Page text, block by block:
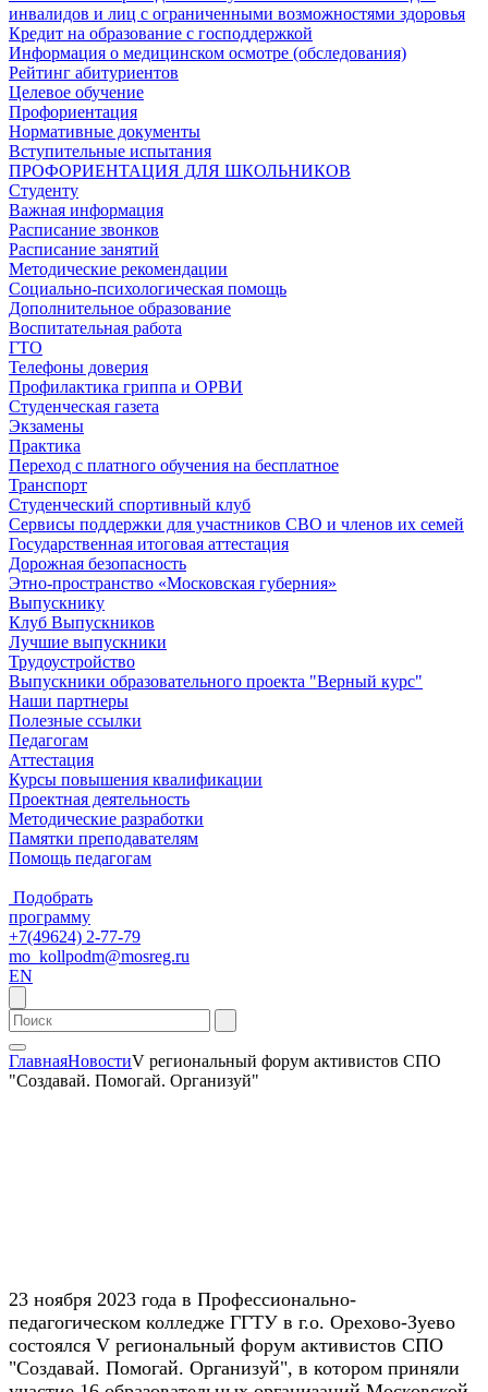
инвалидов и лиц с ограниченными возможностями здоровья
Кредит на образование с господдержкой
Информация о медицинском осмотре (обследования)
Рейтинг абитуриентов
Целевое обучение
Профориентация
Нормативные документы
Вступительные испытания
ПРОФОРИЕНТАЦИЯ ДЛЯ ШКОЛЬНИКОВ
Студенту
Важная информация
Расписание звонков
Расписание занятий
Методические рекомендации
Социально-психологическая помощь
Дополнительное образование
Воспитательная работа
ГТО
Телефоны доверия
Профилактика гриппа и ОРВИ
Cтуденческая газета
Экзамены
Практика
Переход с платного обучения на бесплатное
Транспорт
Студенческий спортивный клуб
Сервисы поддержки для участников СВО и членов их семей
Государственная итоговая аттестация
Дорожная безопасность
Этно-пространство «Московская губерния»
Выпускнику
Клуб Выпускников
Лучшие выпускники
Трудоустройство
Выпускники образовательного проекта "Верный курс"
Наши партнеры
Полезные ссылки
Педагогам
Аттестация
Курсы повышения квалификации
Проектная деятельность
Методические разработки
Памятки преподавателям
Помощь педагогам
Подобрать
программу
+7(49624) 2-77-79
mo_kollpodm@mosreg.ru
EN
ГлавнаяНовостиV региональный форум активистов СПО
"Создавай. Помогай. Организуй"
23 ноября 2023 года в Профессионально-
педагогическом колледже ГГТУ в г.о. Орехово-Зуево
состоялся V региональный форум активистов СПО
"Создавай. Помогай. Организуй", в котором приняли